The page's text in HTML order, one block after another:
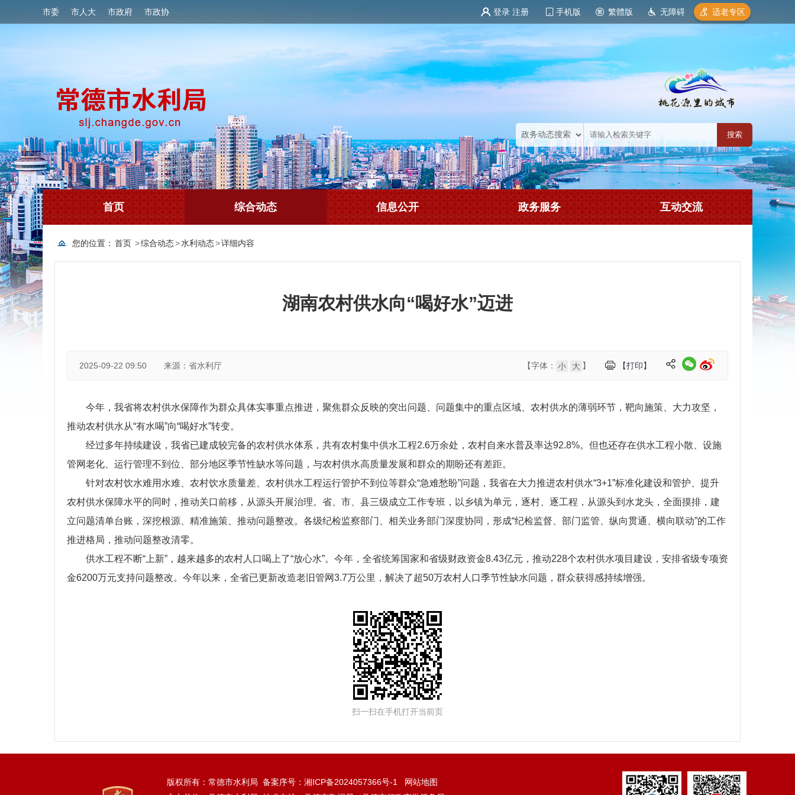
市委 市人大 市政府 市政协 登录 注册 手机版 繁體版 无障碍 适老专区
首页 综合动态 信息公开 政务服务 互动交流
您的位置： 首页 >综合动态>水利动态>详细内容
湖南农村供水向“喝好水”迈进
2025-09-22 09:50 来源：省水利厅 【打印】
【字体： 小 大 】
今年，我省将农村供水保障作为群众具体实事重点推进，聚焦群众反映的突出问题、问题集中的重点区域、农村供水的薄弱环节，靶向施策、大力攻坚，
推动农村供水从“有水喝”向“喝好水”转变。
经过多年持续建设，我省已建成较完备的农村供水体系，共有农村集中供水工程2.6万余处，农村自来水普及率达92.8%。但也还存在供水工程小散、设施
管网老化、运行管理不到位、部分地区季节性缺水等问题，与农村供水高质量发展和群众的期盼还有差距。
针对农村饮水难用水难、农村饮水质量差、农村供水工程运行管护不到位等群众“急难愁盼”问题，我省在大力推进农村供水“3+1”标准化建设和管护、提升
农村供水保障水平的同时，推动关口前移，从源头开展治理。省、市、县三级成立工作专班，以乡镇为单元，逐村、逐工程，从源头到水龙头，全面摸排，建
立问题清单台账，深挖根源、精准施策、推动问题整改。各级纪检监察部门、相关业务部门深度协同，形成“纪检监督、部门监管、纵向贯通、横向联动”的工作
推进格局，推动问题整改清零。
供水工程不断“上新”，越来越多的农村人口喝上了“放心水”。今年，全省统筹国家和省级财政资金8.43亿元，推动228个农村供水项目建设，安排省级专项资
金6200万元支持问题整改。今年以来，全省已更新改造老旧管网3.7万公里，解决了超50万农村人口季节性缺水问题，群众获得感持续增强。
扫一扫在手机打开当前页
版权所有：常德市水利局 备案序号： 湘ICP备2024057366号-1
网站地图